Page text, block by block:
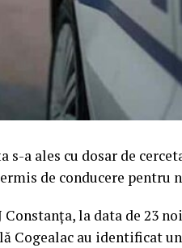
a ales cu dosar de
de conducere pentru
la data de 23
au identificat un